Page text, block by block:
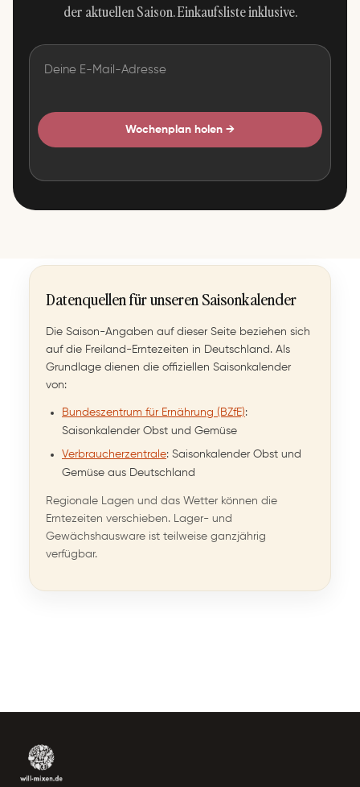
der aktuellen Saison. Einkaufsliste inklusive.
Wochenplan holen →
Datenquellen für unseren Saisonkalender
Die Saison-Angaben auf dieser Seite beziehen sich
auf die Freiland-Erntezeiten in Deutschland. Als
Grundlage dienen die offiziellen Saisonkalender
von:
Bundeszentrum für Ernährung (BZfE):
Saisonkalender Obst und Gemüse
Verbraucherzentrale: Saisonkalender Obst und
Gemüse aus Deutschland
Regionale Lagen und das Wetter können die
Erntezeiten verschieben. Lager- und
Gewächshausware ist teilweise ganzjährig
verfügbar.